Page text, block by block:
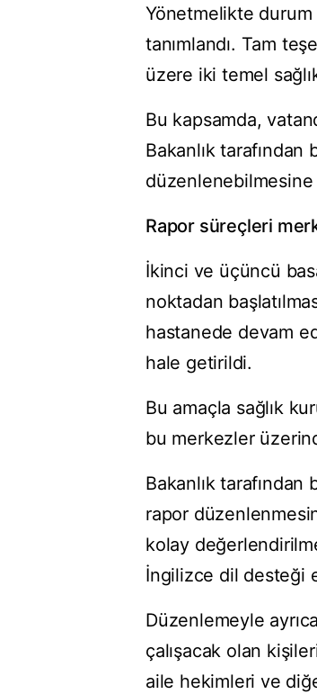
Yönetmelikte
tanımlandı. Tam
üzere iki temel
Bu kapsamda,
Bakanlık tarafından
düzenlenebilmesine
Rapor süreçleri
İkinci ve üçüncü
noktadan
hastanede devam
hale getirildi.
Bu amaçla sağlık
bu merkezler
Bakanlık tarafından
rapor
kolay
İngilizce dil desteği
Düzenlemeyle
çalışacak olan
aile hekimleri ve